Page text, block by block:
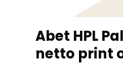
Abet HPL
netto print